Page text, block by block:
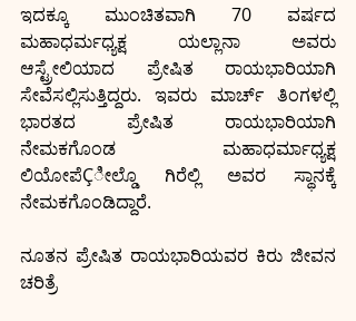
ಇದಕ್ಕೂ ಮುಂಚಿತವಾಗಿ 70 ವರ್ಷದ
ಮಹಾಧರ್ಮಧ್ಯಕ್ಷ ಯಲ್ಲಾನಾ ಅವರು
ಆಸ್ಟ್ರೇಲಿಯಾದ ಪ್ರೇಷಿತ ರಾಯಭಾರಿಯಾಗಿ
ಸೇವೆಸಲ್ಲಿಸುತ್ತಿದ್ದರು. ಇವರು ಮಾರ್ಚ್ ತಿಂಗಳಲ್ಲಿ
ಭಾರತದ ಪ್ರೇಷಿತ ರಾಯಭಾರಿಯಾಗಿ
ನೇಮಕಗೊಂಡ ಮಹಾಧರ್ಮಾಧ್ಯಕ್ಷ
ಲಿಯೋಪೆÇೀಲ್ಡೊ ಗಿರೆಲ್ಲಿ ಅವರ ಸ್ಥಾನಕ್ಕೆ
ನೇಮಕಗೊಂಡಿದ್ದಾರೆ.
ನೂತನ ಪ್ರೇಷಿತ ರಾಯಭಾರಿಯವರ ಕಿರು ಜೀವನ
ಚರಿತ್ರೆ